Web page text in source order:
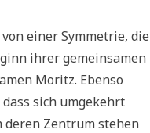
einer Symmetrie, die
ihrer gemeinsamen
Moritz. Ebenso
sich umgekehrt
deren Zentrum stehen